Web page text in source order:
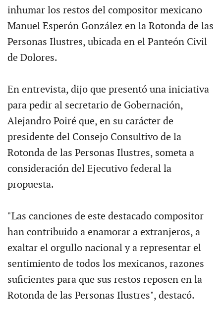
inhumar los restos del compositor mexicano
Manuel Esperón González en la Rotonda de las
Personas Ilustres, ubicada en el Panteón Civil
de Dolores.
En entrevista, dijo que presentó una iniciativa
para pedir al secretario de Gobernación,
Alejandro Poiré que, en su carácter de
presidente del Consejo Consultivo de la
Rotonda de las Personas Ilustres, someta a
consideración del Ejecutivo federal la
propuesta.
"Las canciones de este destacado compositor
han contribuido a enamorar a extranjeros, a
exaltar el orgullo nacional y a representar el
sentimiento de todos los mexicanos, razones
suficientes para que sus restos reposen en la
Rotonda de las Personas Ilustres", destacó.